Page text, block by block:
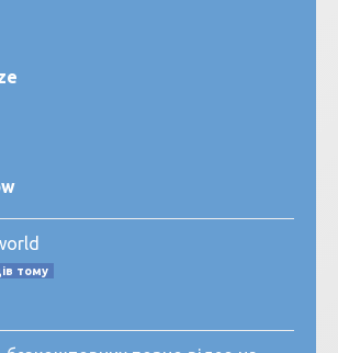
тому